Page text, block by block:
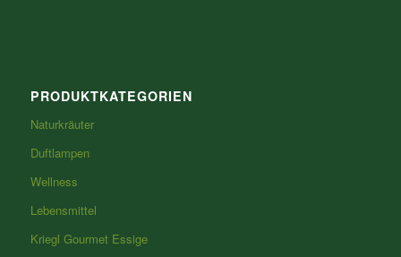
PRODUKTKATEGORIEN
Naturkräuter
Duftlampen
Wellness
Lebensmittel
Kriegl Gourmet Essige